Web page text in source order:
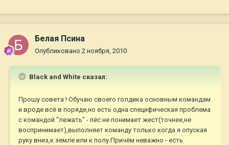
Белая Псина
Опубликовано 2 ноября, 2010
Black and White сказал:
Прошу совета ! Обучаю своего голдика основным командам
и вроде всё в поряде,но есть одна специфическая проблема
с командой "лежать" - пёс не понимает жест(точнее,не
воспринимает),выполняет команду только когда я опуская
руку вниз,к земле или к полу.Причём неважно - есть